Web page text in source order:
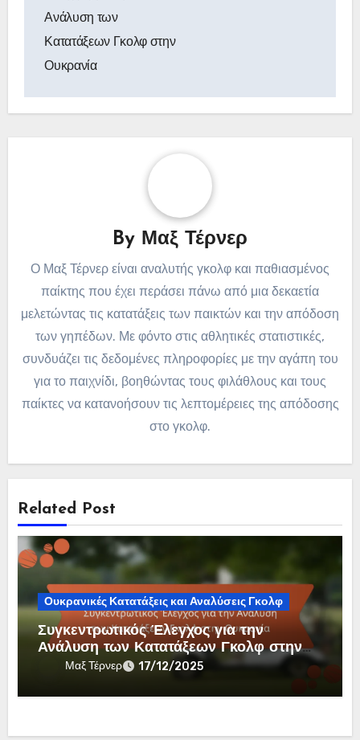
Ανάλυση των
Κατατάξεων Γκολφ στην
Ουκρανία
By Μαξ Τέρνερ
Ο Μαξ Τέρνερ είναι αναλυτής γκολφ και παθιασμένος
παίκτης που έχει περάσει πάνω από μια δεκαετία
μελετώντας τις κατατάξεις των παικτών και την απόδοση
των γηπέδων. Με φόντο στις αθλητικές στατιστικές,
συνδυάζει τις δεδομένες πληροφορίες με την αγάπη του
για το παιχνίδι, βοηθώντας τους φιλάθλους και τους
παίκτες να κατανοήσουν τις λεπτομέρειες της απόδοσης
στο γκολφ.
Related Post
Ουκρανικές Κατατάξεις και Αναλύσεις Γκολφ
Συγκεντρωτικός Έλεγχος για την
Ανάλυση των Κατατάξεων Γκολφ στην
Ουκρανία
Μαξ Τέρνερ 17/12/2025